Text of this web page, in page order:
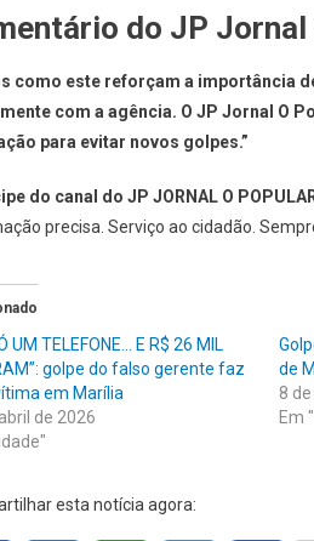
do JP Jornal
como este reforçam a importância
com a agência. O JP Jornal O
para evitar novos golpes.”
do canal do JP JORNAL O
precisa. Serviço ao cidadão.
UM TELEFONE… E R$ 26 MIL
golpe do falso gerente faz
em Marília
de 2026
de
8
Em
esta notícia agora: